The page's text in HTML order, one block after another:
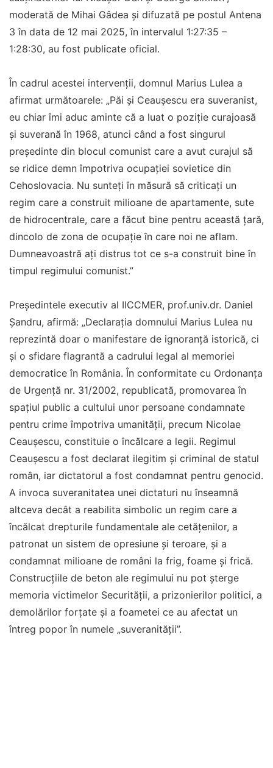
moderată de Mihai Gâdea şi difuzată pe postul Antena
3 în data de 12 mai 2025, în intervalul 1:27:35 –
1:28:30, au fost publicate oficial.
În cadrul acestei intervenţii, domnul Marius Lulea a
afirmat următoarele: „Păi şi Ceauşescu era suveranist,
eu chiar îmi aduc aminte că a luat o poziţie curajoasă
şi suverană în 1968, atunci când a fost singurul
preşedinte din blocul comunist care a avut curajul să
se ridice demn împotriva ocupaţiei sovietice din
Cehoslovacia. Nu sunteţi în măsură să criticaţi un
regim care a construit milioane de apartamente, sute
de hidrocentrale, care a făcut bine pentru această ţară,
dincolo de zona de ocupaţie în care noi ne aflam.
Dumneavoastră aţi distrus tot ce s-a construit bine în
timpul regimului comunist.”
Preşedintele executiv al IICCMER, prof.univ.dr. Daniel
Şandru, afirmă: „Declaraţia domnului Marius Lulea nu
reprezintă doar o manifestare de ignoranţă istorică, ci
şi o sfidare flagrantă a cadrului legal al memoriei
democratice în România. În conformitate cu Ordonanţa
de Urgenţă nr. 31/2002, republicată, promovarea în
spaţiul public a cultului unor persoane condamnate
pentru crime împotriva umanităţii, precum Nicolae
Ceauşescu, constituie o încălcare a legii. Regimul
Ceauşescu a fost declarat ilegitim şi criminal de statul
român, iar dictatorul a fost condamnat pentru genocid.
A invoca suveranitatea unei dictaturi nu înseamnă
altceva decât a reabilita simbolic un regim care a
încălcat drepturile fundamentale ale cetăţenilor, a
patronat un sistem de opresiune şi teroare, şi a
condamnat milioane de români la frig, foame şi frică.
Construcţiile de beton ale regimului nu pot şterge
memoria victimelor Securităţii, a prizonierilor politici, a
demolărilor forţate şi a foametei ce au afectat un
întreg popor în numele „suveranităţii”.